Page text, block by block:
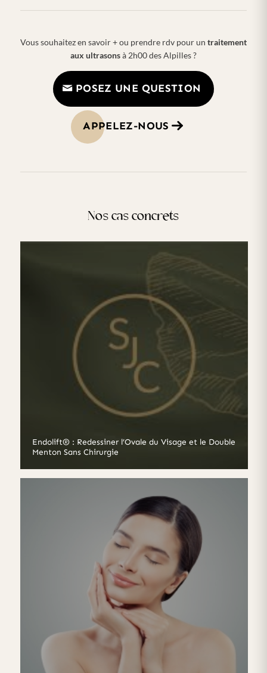
Vous souhaitez en savoir + ou prendre rdv pour un traitement
aux ultrasonsà 2h00 des Alpilles ?
POSEZ UNE QUESTION
APPELEZ-NOUS
Nos cas concrets
Endolift® : Redessiner l’Ovale du Visage et le Double
Menton Sans Chirurgie